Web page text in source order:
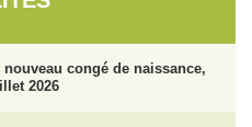
congé de naissance,
2026